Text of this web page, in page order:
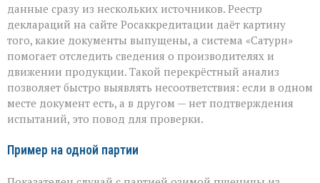
данные сразу из нескольких источников. Реестр
деклараций на сайте Росаккредитации даёт картину
того, какие документы выпущены, а система «Сатурн»
помогает отследить сведения о производителях и
движении продукции. Такой перекрёстный анализ
позволяет быстро выявлять несоответствия: если в одном
месте документ есть, а в другом — нет подтверждения
испытаний, это повод для проверки.
Пример на одной партии